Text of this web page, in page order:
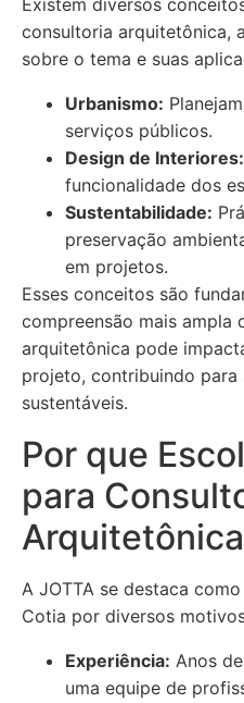
Existem diversos
consultoria arquitetônica,
sobre o tema e suas
Urbanismo:
serviços públicos.
Design de Interiores:
funcionalidade dos
Sustentabilidade:
preservação
em projetos.
Esses conceitos são
compreensão mais ampla
arquitetônica pode
projeto, contribuindo para
sustentáveis.
Por que
para
A JOTTA se destaca
Cotia por diversos
Experiência: Anos
uma equipe de